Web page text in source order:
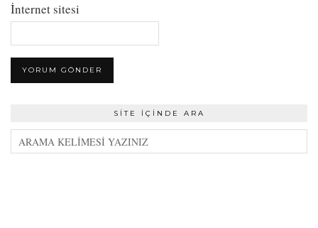
İnternet sitesi
SITE İÇINDE ARA